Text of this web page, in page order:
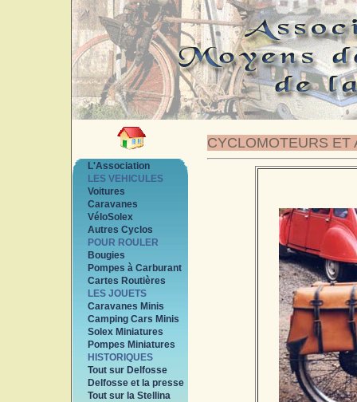
CYCLOMOTEURS ET
L'Association
LES VEHICULES
Voitures
Caravanes
VéloSolex
Autres Cyclos
POUR ROULER
Bougies
Pompes à Carburant
Cartes Routières
LES JOUETS
Caravanes Minis
Camping Cars Minis
Solex Miniatures
Pompes Miniatures
HISTORIQUES
Tout sur Delfosse
Delfosse et la presse
Tout sur la Stellina